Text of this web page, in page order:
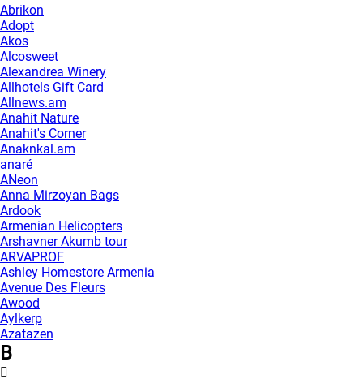
Abrikon
Adopt
Akos
Alcosweet
Alexandrea Winery
Allhotels Gift Card
Allnews.am
Anahit Nature
Anahit's Corner
Anaknkal.am
anaré
ANeon
Anna Mirzoyan Bags
Ardook
Armenian Helicopters
Arshavner Akumb tour
ARVAPROF
Ashley Homestore Armenia
Avenue Des Fleurs
Awood
Aylkerp
Azatazen
B